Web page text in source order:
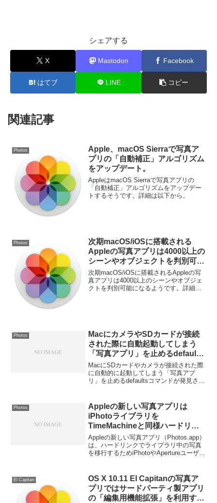
シェアする
X Mastodon Facebook
はてブ LINE コピー
関連記事
Photos
Apple、macOS Sierraで写真ア
プリの「自動補正」アルゴリズム
をアップデート。
AppleはmacOS Sierraで写真アプリの
「自動補正」アルゴリズムをアップデー
トするそうです。詳細は以下から。
Photos
次期macOS/iOSに搭載される
Appleの写真アプリは4000以上の
シーンやオブジェクトを判別可能
に。
次期macOS/iOSに搭載されるAppleの写
真アプリは4000以上のシーンやオブジェ
クトを判別可能になるようです。詳細は
Photos
MacにカメラやSDカードが接続
された際に自動起動してしまう
「写真アプリ」を止めるdefaults
コマンドが発見される。
MacにSDカードやカメラが接続された際
に自動的に起動してしまう「写真アプ
リ」を止めるdefaultsコマンドが発見され
Photos
Appleの新しい写真アプリは
iPhotoライブラリを
TimeMachineと同様ハードリン
クを使用し移行するため、ユーザ
ーはストレージ容量を気にせず移
行することが可能。
Appleの新しい写真アプリ（Photos.app）
は、ハードリンクでライブラリ中の写真
を移行するためiPhotoやApertureユーザー
以下から。
El Capitan
OS X 10.11 El Capitanの写真ア
プリではサードパーティ製アプリ
の「編集用機能拡張」を利用する